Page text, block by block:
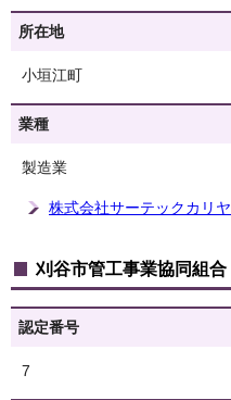
所在地
小垣江町
業種
製造業
株式会社サーテックカリヤ
刈谷市管工事業協同組合
認定番号
7